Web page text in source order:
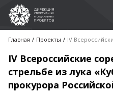
Главная Проекты
IV Всероссийские
стрельбе из лука
прокурора